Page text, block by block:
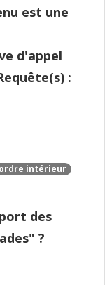
est une
d'appel
:
intérieur
des
?